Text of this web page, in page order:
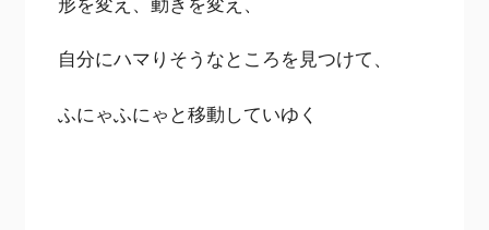
自分にハマりそうなところを見つけて、
ふにゃふにゃと移動していゆく